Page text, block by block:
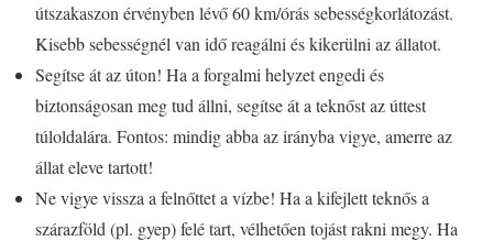
útszakaszon érvényben lévő 60 km/órás sebességkorlátozást.
Kisebb sebességnél van idő reagálni és kikerülni az állatot.
Segítse át az úton! Ha a forgalmi helyzet engedi és
biztonságosan meg tud állni, segítse át a teknőst az úttest
túloldalára. Fontos: mindig abba az irányba vigye, amerre az
állat eleve tartott!
Ne vigye vissza a felnőttet a vízbe! Ha a kifejlett teknős a
szárazföld (pl. gyep) felé tart, vélhetően tojást rakni megy. Ha